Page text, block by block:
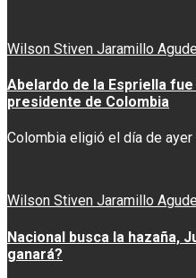
Wilson Stiven Jaramillo
Abelardo de la Espriella
presidente de Colombia
Colombia eligió el día de ayer
Wilson Stiven Jaramillo
Nacional busca la hazaña,
ganará?